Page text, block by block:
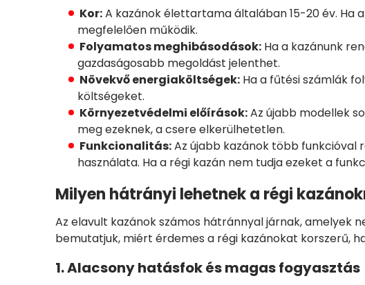
Kor:A kazánok élettartama általában 15-20 év. Ha
megfelelően működik.
Folyamatos meghibásodások: Ha a kazánunk
gazdaságosabb megoldást jelenthet.
Növekvő energiaköltségek: Ha a fűtési számlák
költségeket.
Környezetvédelmi előírások:Az újabb modellek
meg ezeknek, a csere elkerülhetetlen.
Funkcionalitás:Az újabb kazánok több funkcióval
használata. Ha a régi kazán nem tudja ezeket a
Milyen hátrányi lehetnek a régi
Az elavult kazánok számos hátránnyal járnak, amelyek
bemutatjuk, miért érdemes a régi kazánokat korszerű,
1. Alacsony hatásfok és magas fogyasztás